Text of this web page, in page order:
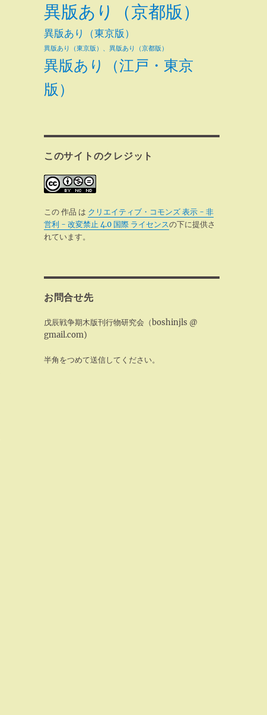
異版あり（京都版）
異版あり（東京版）
異版あり（東京版）、異版あり（京都版）
異版あり（江戸・東京
版）
このサイトのクレジット
この 作品 は クリエイティブ・コモンズ 表示 - 非
営利 - 改変禁止 4.0 国際 ライセンスの下に提供さ
れています。
お問合せ先
戊辰戦争期木版刊行物研究会（boshinjls @
gmail.com)
半角をつめて送信してください。